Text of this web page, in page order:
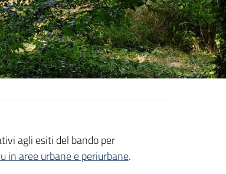
agli esiti del bando per
in aree urbane e periurbane.